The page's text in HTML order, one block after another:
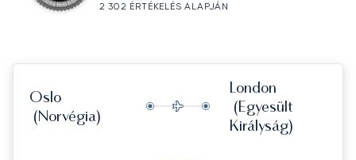
2 302 ÉRTÉKELÉS ALAPJÁN
Oslo
(Norvégia)
London
(Egyesült
Királyság)